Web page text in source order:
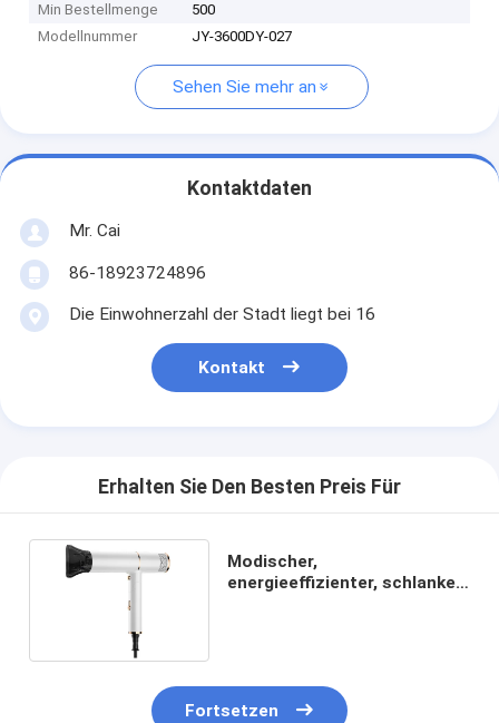
Min Bestellmenge
500
Modellnummer
JY-3600DY-027
Sehen Sie mehr an
Kontaktdaten
Mr. Cai
86-18923724896
Die Einwohnerzahl der Stadt liegt bei 16
Kontakt
Erhalten Sie Den Besten Preis Für
Modischer,
energieeffizienter, schlanker,
Fortsetzen